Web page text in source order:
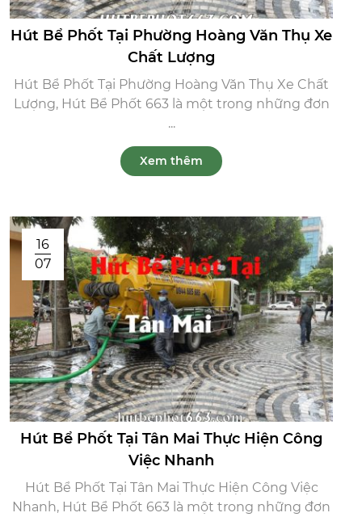
Hút Bể Phốt Tại Phường Hoàng Văn Thụ Xe
Chất Lượng
Hút Bể Phốt Tại Phường Hoàng Văn Thụ Xe Chất
Lượng, Hút Bể Phốt 663 là một trong những đơn
...
Xem thêm
16
07
Hút Bể Phốt Tại Tân Mai Thực Hiện Công
Việc Nhanh
Hút Bể Phốt Tại Tân Mai Thực Hiện Công Việc
Nhanh, Hút Bể Phốt 663 là một trong những đơn